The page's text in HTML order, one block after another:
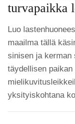
turvapaikka
Luo
maailma tällä
sinisen ja kerman
täydellisen
yksityiskohtana